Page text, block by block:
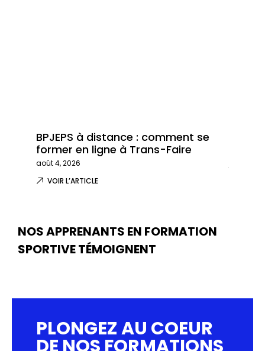
BPJEPS à distance : comment se
former en ligne à Trans-Faire
août 4, 2026
VOIR L’ARTICLE
NOS APPRENANTS EN FORMATION
SPORTIVE TÉMOIGNENT
PLONGEZ AU COEUR